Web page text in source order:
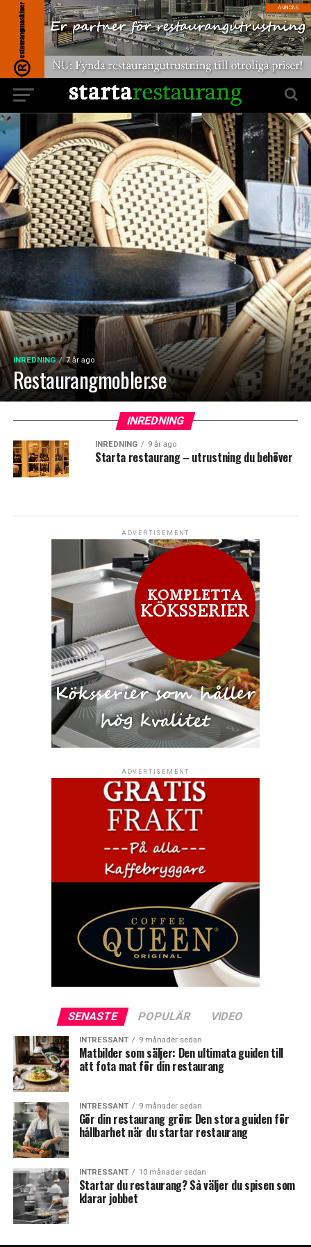
INREDNING 7 år ago
Restaurangmobler.se
INREDNING
INREDNING 9 år ago
Starta restaurang – utrustning du behöver
ADVERTISEMENT
ADVERTISEMENT
SENASTE POPULÄR VIDEO
INTRESSANT 9 månader sedan
Matbilder som säljer: Den ultimata guiden till
att fota mat för din restaurang
INTRESSANT 9 månader sedan
Gör din restaurang grön: Den stora guiden för
hållbarhet när du startar restaurang
INTRESSANT 10 månader sedan
Startar du restaurang? Så väljer du spisen som
klarar jobbet